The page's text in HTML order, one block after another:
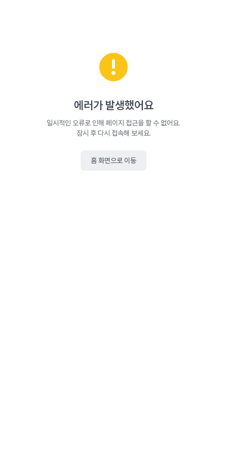
에러가 발생했어요
일시적인 오류로 인해 페이지 접근을 할 수 없어요.
잠시 후 다시 접속해 보세요.
홈 화면으로 이동